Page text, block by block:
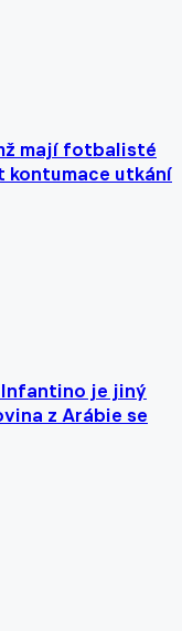
mají fotbalisté
kontumace utkání
je jiný
z Arábie se